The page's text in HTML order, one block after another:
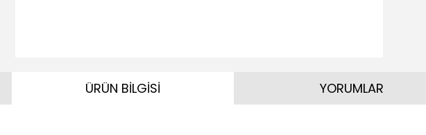
ÜRÜN BİLGİSİ YORUMLAR